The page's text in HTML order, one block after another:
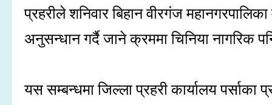
प्रहरीले शनिवार बिहान वीरगंज
अनुसन्धान गर्दै जाने क्रममा चिनिया नागरिक
यस सम्बन्धमा जिल्ला प्रहरी कार्यालय